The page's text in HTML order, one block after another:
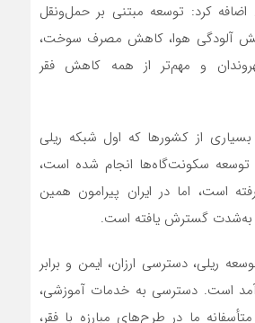
اضافه کرد: توسعه مبتنی بر حمل‌ونقل
آلودگی هوا، کاهش مصرف سوخت،
و مهم‌تر از همه کاهش فقر
از کشورها که اول شبکه ریلی
سکونت‌گاه‌ها انجام شده است،
است، اما در ایران پیرامون همین
به‌شدت گسترش یافته است.
ریلی،‌ دسترسی ارزان، ایمن و برابر
است. دسترسی به خدمات آموزشی،
ما در طرح‌های مبارزه با فقر،